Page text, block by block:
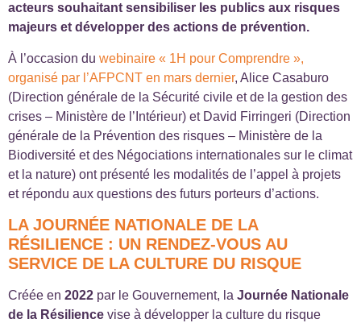
acteurs souhaitant sensibiliser les publics aux risques
majeurs et développer des actions de prévention.
À l’occasion du webinaire « 1H pour Comprendre »,
organisé par l’AFPCNT en mars dernier, Alice Casaburo
(Direction générale de la Sécurité civile et de la gestion des
crises – Ministère de l’Intérieur) et David Firringeri (Direction
générale de la Prévention des risques – Ministère de la
Biodiversité et des Négociations internationales sur le climat
et la nature) ont présenté les modalités de l’appel à projets
et répondu aux questions des futurs porteurs d’actions.
LA JOURNÉE NATIONALE DE LA
RÉSILIENCE : UN RENDEZ-VOUS AU
SERVICE DE LA CULTURE DU RISQUE
Créée en 2022 par le Gouvernement, la Journée Nationale
de la Résilience vise à développer la culture du risque